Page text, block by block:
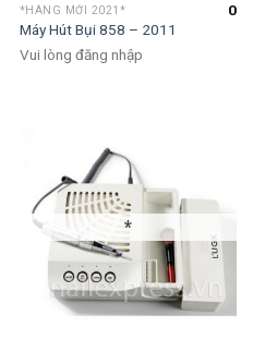
*HÀNG MỚI 2021*
Máy Hút Bụi 858 – 2011
0
Vui lòng đăng nhập
*